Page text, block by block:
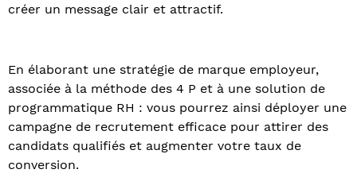
créer un message clair et attractif.
En élaborant une stratégie de marque employeur,
associée à la méthode des 4 P et à une solution de
programmatique RH : vous pourrez ainsi déployer une
campagne de recrutement efficace pour attirer des
candidats qualifiés et augmenter votre taux de
conversion.